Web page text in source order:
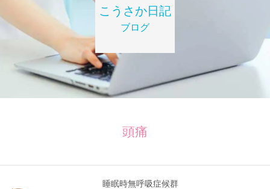
こうさか日記
ブログ
頭痛
睡眠時無呼吸症候群
当院紹介
お知らせ